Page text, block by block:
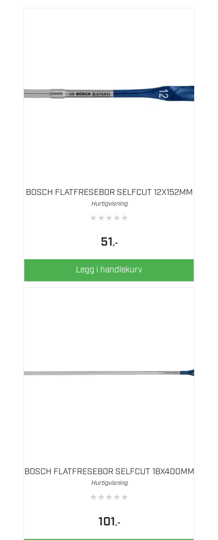
BOSCH FLATFRESEBOR SELFCUT 12X152MM
Hurtigvisning
★★★★★
51,-
Legg i handlekurv
BOSCH FLATFRESEBOR SELFCUT 18X400MM
Hurtigvisning
★★★★★
101,-